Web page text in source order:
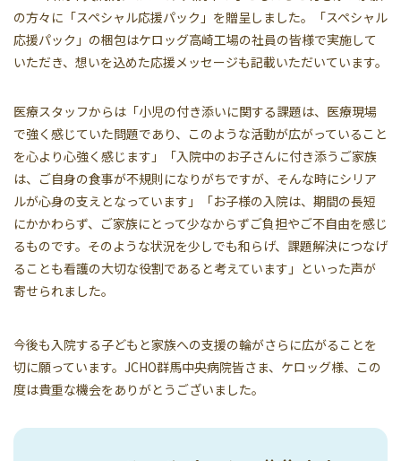
の方々に「スペシャル応援パック」を贈呈しました。「スペシャル
応援パック」の梱包はケロッグ高崎工場の社員の皆様で実施して
いただき、想いを込めた応援メッセージも記載いただいています。
医療スタッフからは「小児の付き添いに関する課題は、医療現場
で強く感じていた問題であり、このような活動が広がっていること
を心より心強く感じます」「入院中のお子さんに付き添うご家族
は、ご自身の食事が不規則になりがちですが、そんな時にシリア
ルが心身の支えとなっています」「お子様の入院は、期間の長短
にかかわらず、ご家族にとって少なからずご負担やご不自由を感じ
るものです。そのような状況を少しでも和らげ、課題解決につなげ
ることも看護の大切な役割であると考えています」といった声が
寄せられました。
今後も入院する子どもと家族への支援の輪がさらに広がることを
切に願っています。JCHO群馬中央病院皆さま、ケロッグ様、この
度は貴重な機会をありがとうございました。